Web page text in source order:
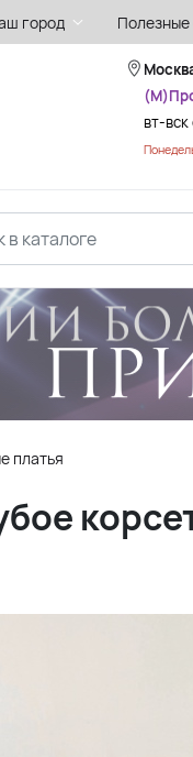
город Полезные
вт-вск
платья